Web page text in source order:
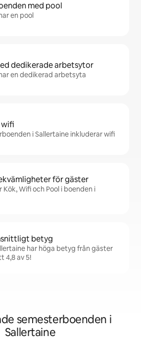
med pool
en pool
dedikerade arbetsytor
en dedikerad arbetsyta
i Sallertaine inkluderar wifi
för gäster
Kök, Wifi och Pool i boenden i
betyg
har höga betyg från gäster
4,8 av 5!
semesterboenden i
Sallertaine